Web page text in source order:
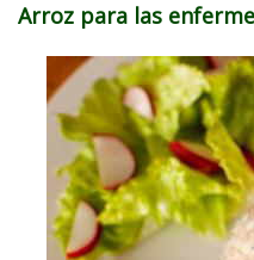
Arroz para las